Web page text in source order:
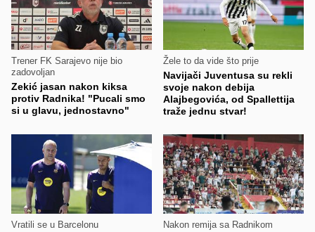
Trener FK Sarajevo nije bio
zadovoljan
Zekić jasan nakon kiksa
protiv Radnika! "Pucali smo
si u glavu, jednostavno"
Žele to da vide što prije
Navijači Juventusa su rekli
svoje nakon debija
Alajbegovića, od Spallettija
traže jednu stvar!
Vratili se u Barcelonu Nakon remija sa Radnikom